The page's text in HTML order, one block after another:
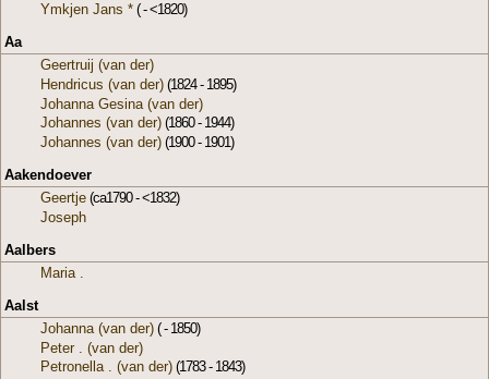
Ymkjen Jans * ( - <1820)
Aa
Geertruij (van der)
Hendricus (van der) (1824 - 1895)
Johanna Gesina (van der)
Johannes (van der) (1860 - 1944)
Johannes (van der) (1900 - 1901)
Aakendoever
Geertje (ca1790 - <1832)
Joseph
Aalbers
Maria .
Aalst
Johanna (van der) ( - 1850)
Peter . (van der)
Petronella . (van der) (1783 - 1843)